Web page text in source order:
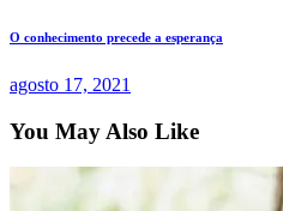
O conhecimento precede a esperança
agosto 17, 2021
You May Also Like